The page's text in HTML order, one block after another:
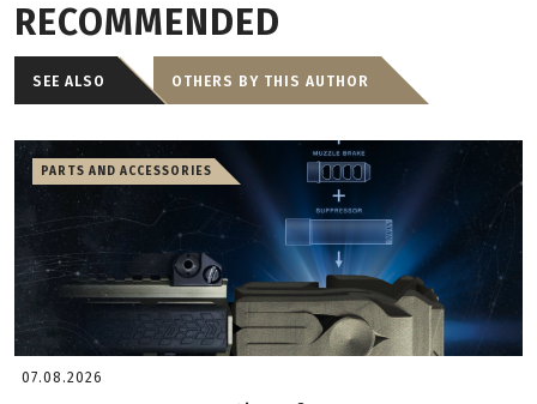
RECOMMENDED
SEE ALSO OTHERS BY THIS AUTHOR
PARTS AND ACCESSORIES
07.08.2026